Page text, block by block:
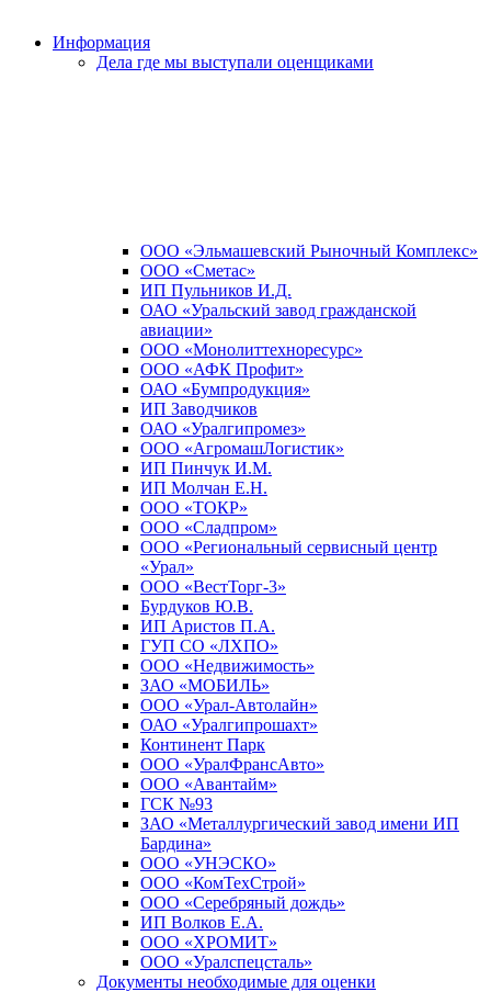
Информация
Дела где мы выступали оценщиками
ООО «Эльмашевский Рыночный Комплекс»
ООО «Сметас»
ИП Пульников И.Д.
ОАО «Уральский завод гражданской
авиации»
ООО «Монолиттехноресурс»
ООО «АФК Профит»
ОАО «Бумпродукция»
ИП Заводчиков
ОАО «Уралгипромез»
ООО «АгромашЛогистик»
ИП Пинчук И.М.
ИП Молчан Е.Н.
ООО «ТОКР»
ООО «Сладпром»
ООО «Региональный сервисный центр
«Урал»
ООО «ВестТорг-3»
Бурдуков Ю.В.
ИП Аристов П.А.
ГУП СО «ЛХПО»
ООО «Недвижимость»
ЗАО «МОБИЛЬ»
ООО «Урал-Автолайн»
ОАО «Уралгипрошахт»
Континент Парк
ООО «УралФрансАвто»
ООО «Авантайм»
ГСК №93
ЗАО «Металлургический завод имени ИП
Бардина»
ООО «УНЭСКО»
ООО «КомТехСтрой»
ООО «Серебряный дождь»
ИП Волков Е.А.
ООО «ХРОМИТ»
ООО «Уралспецсталь»
Документы необходимые для оценки